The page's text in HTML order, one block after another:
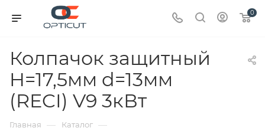
0
Колпачок защитный
H=17,5мм d=13мм
(RECI) V9 3кВт
Главная — Каталог —